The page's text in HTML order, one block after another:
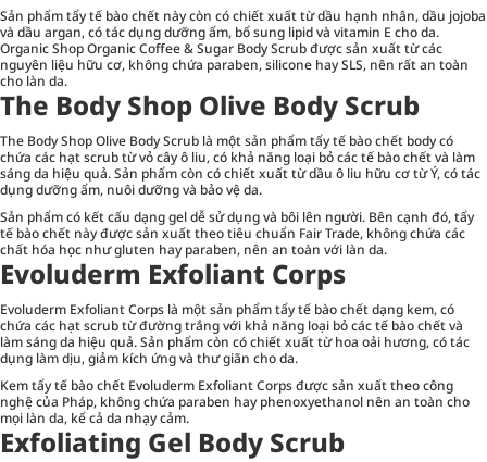
Sản phẩm tẩy tế bào chết này còn có chiết xuất từ dầu hạnh nhân, dầu jojoba
và dầu argan, có tác dụng dưỡng ẩm, bổ sung lipid và vitamin E cho da.
Organic Shop Organic Coffee & Sugar Body Scrub được sản xuất từ các
nguyên liệu hữu cơ, không chứa paraben, silicone hay SLS, nên rất an toàn
cho làn da.
The Body Shop Olive Body Scrub
The Body Shop Olive Body Scrub là một sản phẩm tẩy tế bào chết body có
chứa các hạt scrub từ vỏ cây ô liu, có khả năng loại bỏ các tế bào chết và làm
sáng da hiệu quả. Sản phẩm còn có chiết xuất từ dầu ô liu hữu cơ từ Ý, có tác
dụng dưỡng ẩm, nuôi dưỡng và bảo vệ da.
Sản phẩm có kết cấu dạng gel dễ sử dụng và bôi lên người. Bên cạnh đó, tẩy
tế bào chết này được sản xuất theo tiêu chuẩn Fair Trade, không chứa các
chất hóa học như gluten hay paraben, nên an toàn với làn da.
Evoluderm Exfoliant Corps
Evoluderm Exfoliant Corps là một sản phẩm tẩy tế bào chết dạng kem, có
chứa các hạt scrub từ đường trắng với khả năng loại bỏ các tế bào chết và
làm sáng da hiệu quả. Sản phẩm còn có chiết xuất từ hoa oải hương, có tác
dụng làm dịu, giảm kích ứng và thư giãn cho da.
Kem tẩy tế bào chết Evoluderm Exfoliant Corps được sản xuất theo công
nghệ của Pháp, không chứa paraben hay phenoxyethanol nên an toàn cho
mọi làn da, kể cả da nhạy cảm.
Exfoliating Gel Body Scrub